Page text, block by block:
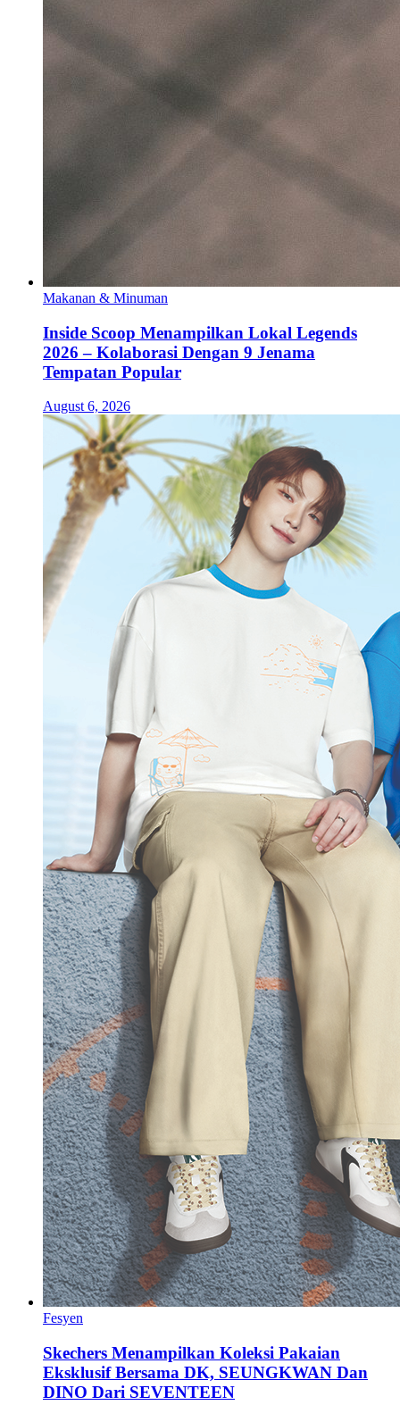
Makanan & Minuman
Inside Scoop Menampilkan Lokal Legends
2026 – Kolaborasi Dengan 9 Jenama
Tempatan Popular
August 6, 2026
Fesyen
Skechers Menampilkan Koleksi Pakaian
Eksklusif Bersama DK, SEUNGKWAN Dan
DINO Dari SEVENTEEN